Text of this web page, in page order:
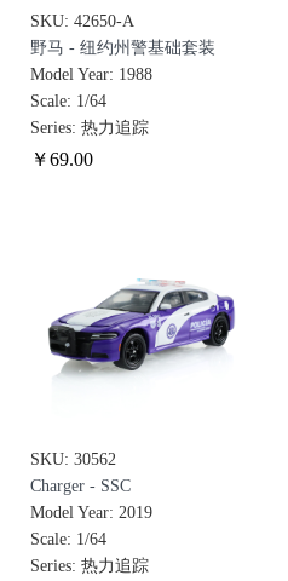
SKU: 42650-A
野马 - 纽约州警基础套装
Model Year: 1988
Scale: 1/64
Series: 热力追踪
￥69.00
SKU: 30562
Charger - SSC
Model Year: 2019
Scale: 1/64
Series: 热力追踪